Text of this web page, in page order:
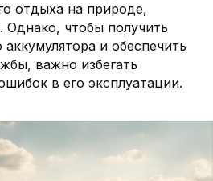
отдыха на природе,
Однако, чтобы получить
и обеспечить
важно избегать
в его эксплуатации.